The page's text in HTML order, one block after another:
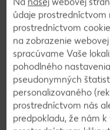
Tento všestranný
tradíciách na celom
Môže sa nakrájať na
cibuľou a koreninami.
chutnou nátierkou na
jedlách zvýrazní chuť a
kuchyniach sa používa
bielkoviny.
údaje prostredníctvom
prostredníctvom
na zobrazenie
spracúvame Vaše
pohodlného
pseudonymných
personalizovaného
prostredníctvom nás
predpokladu, že nám